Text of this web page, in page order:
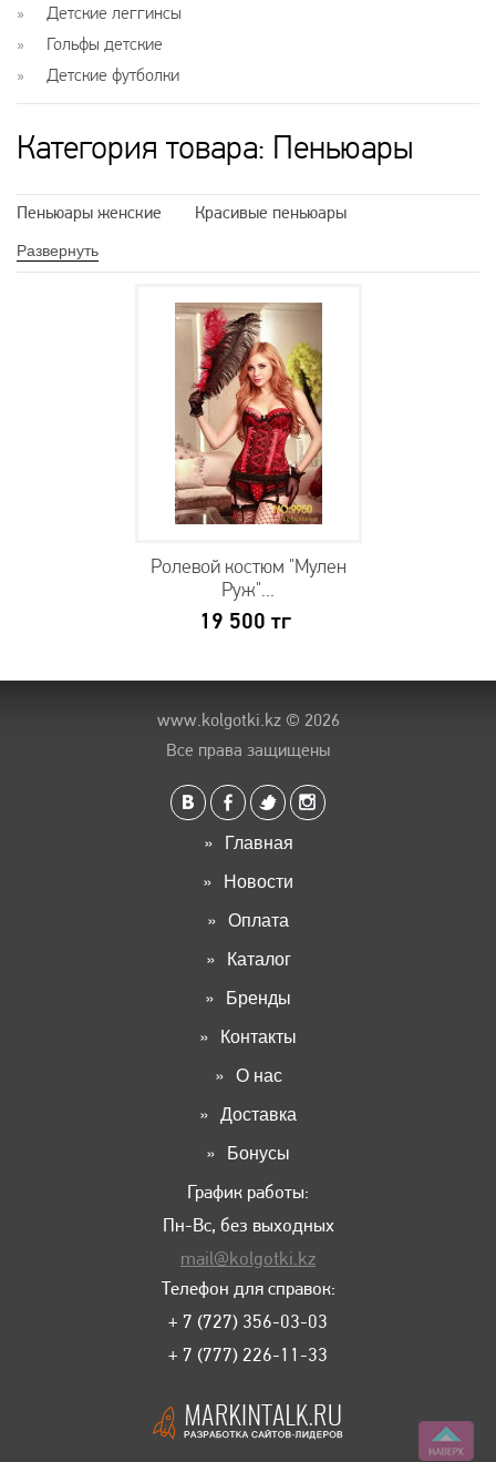
Детские леггинсы
Гольфы детские
Детские футболки
Категория товара: Пеньюары
Пеньюары женские
Красивые пеньюары
Пеньюар длинный
Прозрачные пеньюары
Развернуть
Ролевой костюм "Мулен
Руж"...
19 500 тг
www.kolgotki.kz© 2026
Все права защищены
Главная
Новости
Оплата
Каталог
Бренды
Контакты
О нас
Доставка
Бонусы
График работы:
Пн-Вс, без выходных
mail@kolgotki.kz
Телефон для справок:
+ 7 (727) 356-03-03
+ 7 (777) 226-11-33